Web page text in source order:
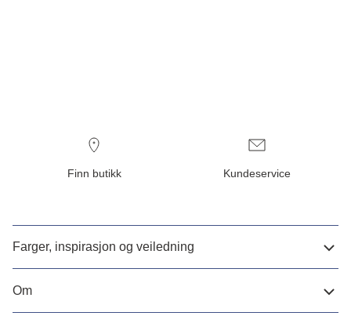
Finn butikk Kundeservice
Farger, inspirasjon og veiledning
Om